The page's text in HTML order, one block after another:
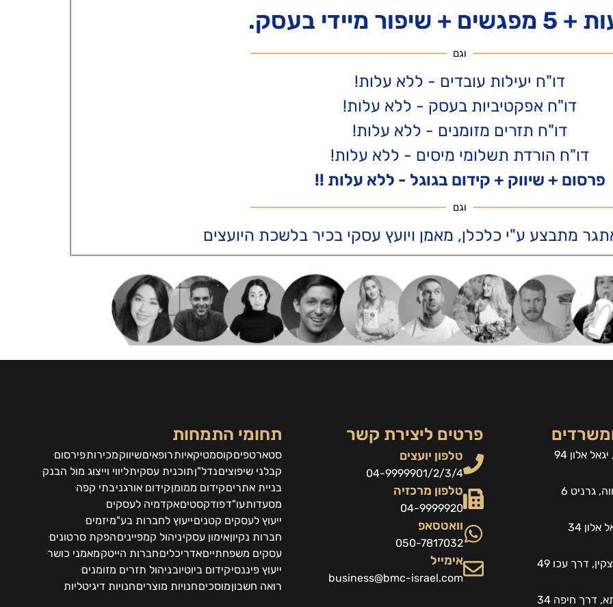
וגם
דו"ח יעילות עובדים - ללא עלות!
דו"ח אפקטיביות בעסק - ללא עלות!
דו"ח תזרים מזומנים - ללא עלות!
דו"ח הורדת תשלומי מיסים - ללא עלות!
פרסום + שיווק + קידום בגוגל - ללא עלות !!
וגם
מתבצע ע"י כלכלן, מאמן ויועץ עסקי בכיר בלשכת היועצים
אלון 94
גרניט 6
34
דרך עכו 49
דרך חיפה 34
פרטים ליצירת קשר
טלפון יועצים
04-9999901/2/3/4
טלפון מרכזיה
04-9999920
וואטסאפ
050-7817032
אימייל
business@bmc-israel.com
תחומי התמחות
סטארטפיםקוסמטיקאיותרופאיםשיווקמכירותפירסום
קבלני שיפוציםנדל"ןתוכנית עסקיתליווי וייצוג מול הבנק
בניית אתריםקידום ממומןקידום אורגניבתי קפה
מסעדותעו"דפודקסטיםאקדמיה לעסקים
ייעוץ לעסקים קטניםייעוץ לחברות בע"מיזמים
חברות נקיוןאימון עסקיניהול קמפייניםהפקת סרטונים
עסקים משפחתייםאדריכליםחברות הייטקמאמני כושר
ייעוץ פיננסיקידום ביוטיובניהול תזרים מזומנים
רואה חשבוןמוסכיםחנויות מוצריםחנויות דיגיטליות